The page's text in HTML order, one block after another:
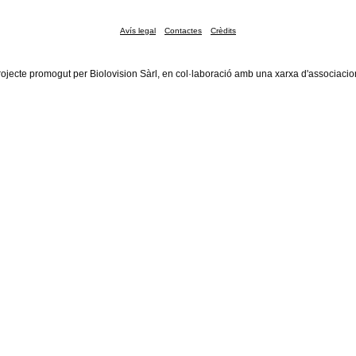
Avís legal Contactes Crèdits
promogut per Biolovision Sàrl, en col·laboració amb una xarxa